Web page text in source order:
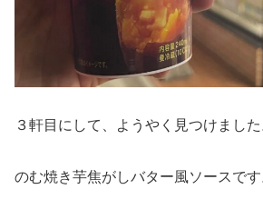
３軒目にして、ようやく見つけました
のむ焼き芋焦がしバター風ソースです